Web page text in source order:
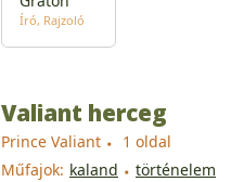
Író Rajzoló
Valiant herceg
Prince Valiant
1 oldal
Műfajok: kaland történelem